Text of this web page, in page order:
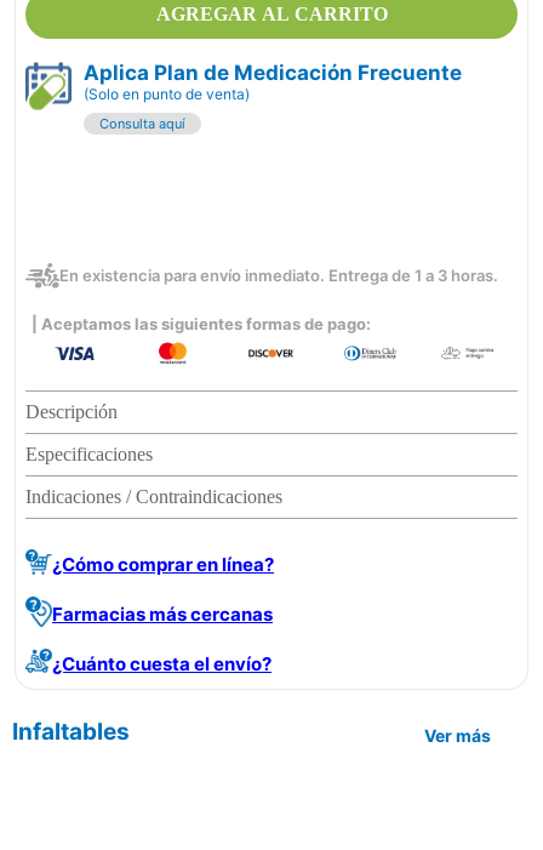
AGREGAR AL CARRITO
Aplica Plan de Medicación Frecuente
(Solo en punto de venta)
Consulta aquí
En existencia para envío inmediato. Entrega de 1 a 3 horas.
| Aceptamos las siguientes formas de pago:
Descripción
Especificaciones
Indicaciones / Contraindicaciones
¿Cómo comprar en línea?
Farmacias más cercanas
¿Cuánto cuesta el envío?
Infaltables Ver más